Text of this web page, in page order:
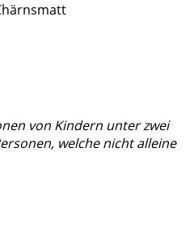
von Kindern unter zwei
welche nicht alleine